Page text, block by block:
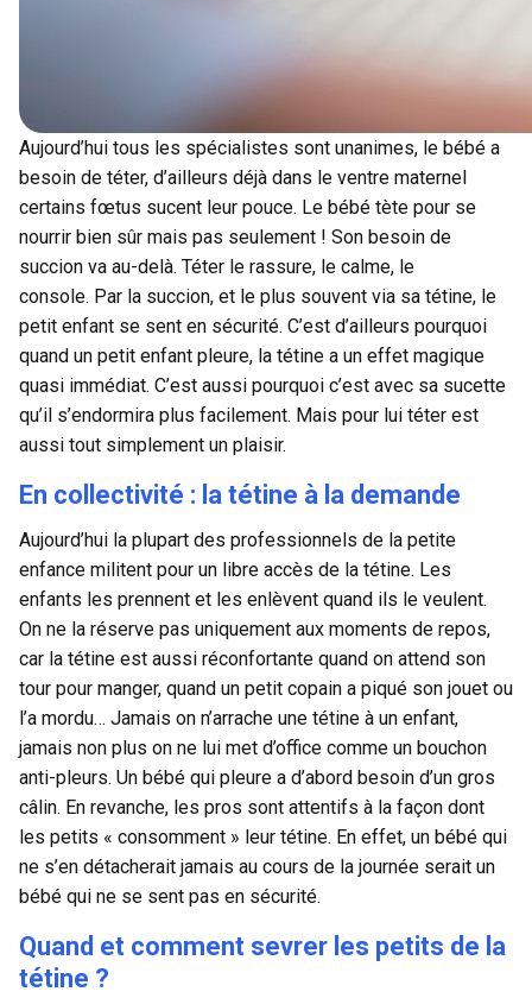
Aujourd’hui tous les spécialistes sont unanimes, le bébé a
besoin de téter, d’ailleurs déjà dans le ventre maternel
certains fœtus sucent leur pouce. Le bébé tète pour se
nourrir bien sûr mais pas seulement ! Son besoin de
succion va au-delà. Téter le rassure, le calme, le
console. Par la succion, et le plus souvent via sa tétine, le
petit enfant se sent en sécurité. C’est d’ailleurs pourquoi
quand un petit enfant pleure, la tétine a un effet magique
quasi immédiat. C’est aussi pourquoi c’est avec sa sucette
qu’il s’endormira plus facilement. Mais pour lui téter est
aussi tout simplement un plaisir.
En collectivité : la tétine à la demande
Aujourd’hui la plupart des professionnels de la petite
enfance militent pour un libre accès de la tétine. Les
enfants les prennent et les enlèvent quand ils le veulent.
On ne la réserve pas uniquement aux moments de repos,
car la tétine est aussi réconfortante quand on attend son
tour pour manger, quand un petit copain a piqué son jouet ou
l’a mordu… Jamais on n’arrache une tétine à un enfant,
jamais non plus on ne lui met d’office comme un bouchon
anti-pleurs. Un bébé qui pleure a d’abord besoin d’un gros
câlin. En revanche, les pros sont attentifs à la façon dont
les petits « consomment » leur tétine. En effet, un bébé qui
ne s’en détacherait jamais au cours de la journée serait un
bébé qui ne se sent pas en sécurité.
Quand et comment sevrer les petits de la
tétine ?